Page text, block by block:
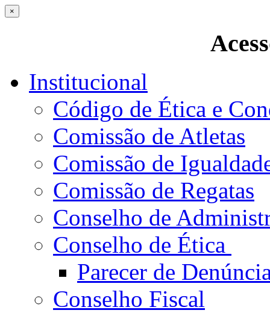
×
Institucional
Código de Ética e
Comissão de Atletas
Comissão de
Comissão de Regatas
Conselho de
Conselho de Ética
Parecer de
Conselho Fiscal